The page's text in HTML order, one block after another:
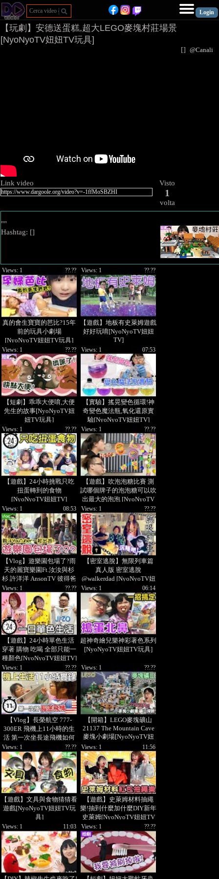
【玩劇】安德送蛋糕,超大LEGO麥塊村莊場景
[NyoNyoTV妞妞TV玩具]
[] @Canali
Link video Visto
1
volta
""
Hashtag: []
真的會生寶寶的芭比?15年
前的玩具小劇場
[NyoNyoTV妞妞TV玩具]
??.??
Views: 1
【遊戲】地板有史萊姆遊戲
好好玩唷[NyoNyoTV妞妞
TV]
??.??
Views: 1
【短劇】乖乖大便唷,大便
先生的故事[NyoNyoTV妞
妞TV玩具]
??.??
Views: 1
【實驗】搖晃變色循環!神
奇變色魔法瓶,氧化還原實
驗[NyoNyoTV妞妞TV]
07:53
Views: 1
【遊戲】24小時挑戰只吃
扭蛋轉到的食物
[NyoNyoTV妞妞TV]
??.??
Views: 1
【遊戲】吹泡泡糖比賽 測
試哪個牌子的泡泡糖可以吹
出最大的泡泡 [NyoNyoTV
??.??
Views: 1
【Vlog】遊樂園包場了?雨
天的麗寶樂園Ft.汝汝與杉
杉 許洋洋 AnsonTV 彼得爸
與蘇珊媽[NyoNyoTV妞妞
TV玩具]
08:53
Views: 1
【密室逃脫】無限列車篇
真人版 密室逃脫
@walkerdad [NyoNyoTV妞
??.??
Views: 1
【遊戲】24小時單色生活
穿著 購物 吃喝 全部只能一
種顏色[NyoNyoTV妞妞TV]
??.??
Views: 1
超神奇繪兒樂神彩著色系列
[NyoNyoTV妞妞TV玩具]
06:14
Views: 1
【Vlog】長榮航空 777-
300ER 飛機上11小時的生
活 第一次坐長途飛機如何
度過? 美國 洛杉磯 自由行
[NyoNyoTV妞妞TV]
??.??
Views: 1
【開箱】LEGO麥塊礦山
21137 The Mountain Cave
麥塊小劇場[NyoNyoTV妞
??.??
Views: 1
【遊戲】文具與食物猜猜看
遊戲[NyoNyoTV妞妞TV玩
具]
??.??
Views: 1
【遊戲】史萊姆材料抽繩
樂!抽到什麼加什麼DIY新年
史萊姆[NyoNyoTV妞妞TV
11:56
Views: 1
11:03
Views: 1 ??.??
Views: 1